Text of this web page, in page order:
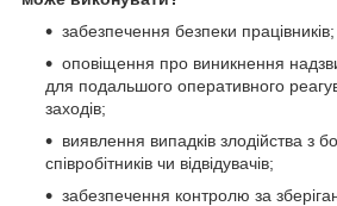
забезпечення безпеки працівників;
оповіщення про виникнення
для подальшого оперативного
заходів;
виявлення випадків злодійства з
співробітників чи відвідувачів;
забезпечення контролю за